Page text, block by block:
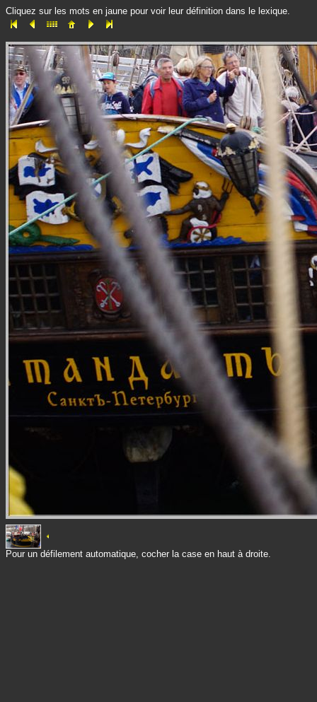
Cliquez sur les mots en jaune pour voir leur définition dans le lexique.
Pour un défilement automatique, cocher la case en haut à droite.